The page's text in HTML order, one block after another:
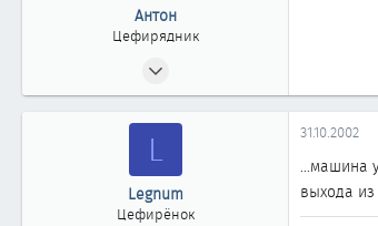
Антон
Цефирядник
66
г. Новосибирск
L
Legnum
Цефирёнок
31.10.2002
...машина
выхода